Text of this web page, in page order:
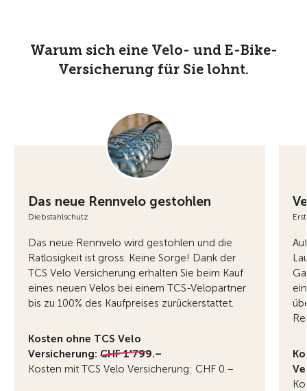
Warum sich eine Velo- und E-Bike-
Versicherung für Sie lohnt.
Das neue Rennvelo gestohlen
Diebstahlschutz
Das neue Rennvelo wird gestohlen und die
Ratlosigkeit ist gross. Keine Sorge! Dank der
TCS Velo Versicherung erhalten Sie beim Kauf
eines neuen Velos bei einem TCS-Velopartner
bis zu 100% des Kaufpreises zurückerstattet.
Kosten ohne TCS Velo
Versicherung: CHF 1'799.–
Kosten mit TCS Velo Versicherung: CHF 0.–